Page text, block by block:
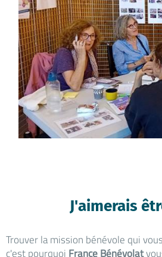
J'aimerais
Trouver la mission bénévole qui
c'est pourquoi FranceBénévolat